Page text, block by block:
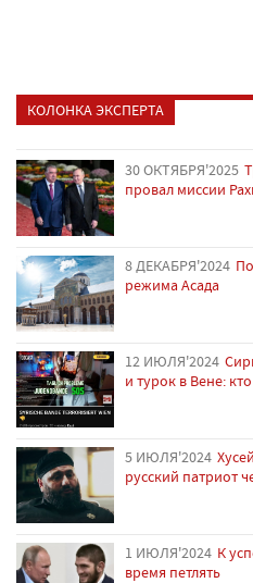
КОЛОНКА ЭКСПЕРТА
30 ОКТЯБРЯ'2025
провал миссии
8 ДЕКАБРЯ'2024
режима Асада
12 ИЮЛЯ'2024
и турок в Вене:
5 ИЮЛЯ'2024
русский патриот
1 ИЮЛЯ'2024 К
время петлять